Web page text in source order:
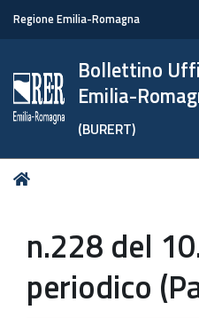
Regione Emilia-Romagna
Bollettino
Emilia-
(BURERT)
Tu
n.228 del
periodico